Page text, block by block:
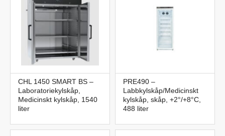
CHL 1450 SMART BS –
Laboratoriekylskåp,
Medicinskt kylskåp, 1540
liter
PRE490 –
Labbkylskåp/Medicinskt
kylskåp, skåp, +2°/+8°C,
488 liter